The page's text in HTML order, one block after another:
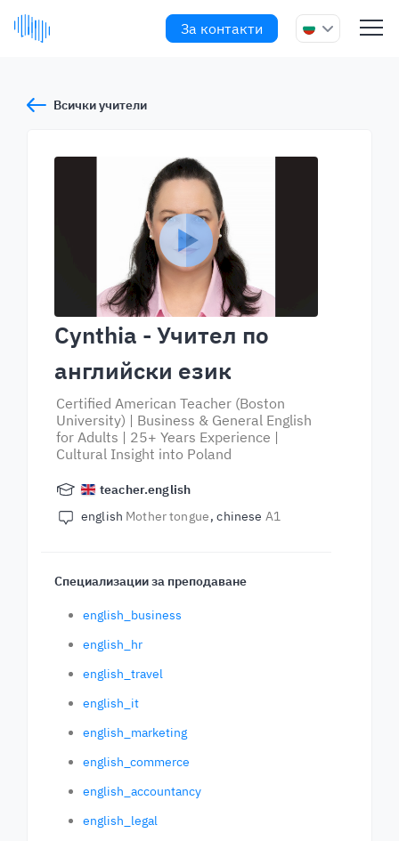
За контакти
Всички учители
Cynthia - Учител по
английски език
Certified American Teacher (Boston
University) | Business & General English
for Adults | 25+ Years Experience |
Cultural Insight into Poland
teacher.english
english Mother tongue chinese A1
Специализации за преподаване
english_business
english_hr
english_travel
english_it
english_marketing
english_commerce
english_accountancy
english_legal